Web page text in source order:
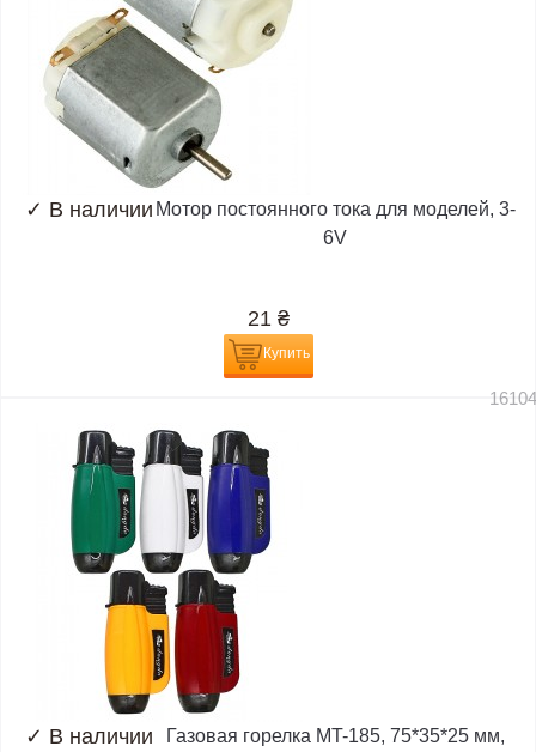
✓ В наличии Мотор постоянного тока для моделей, 3-
6V
21 ₴
Купить
✓ В наличии
Газовая горелка MT-185, 75*35*25 мм,